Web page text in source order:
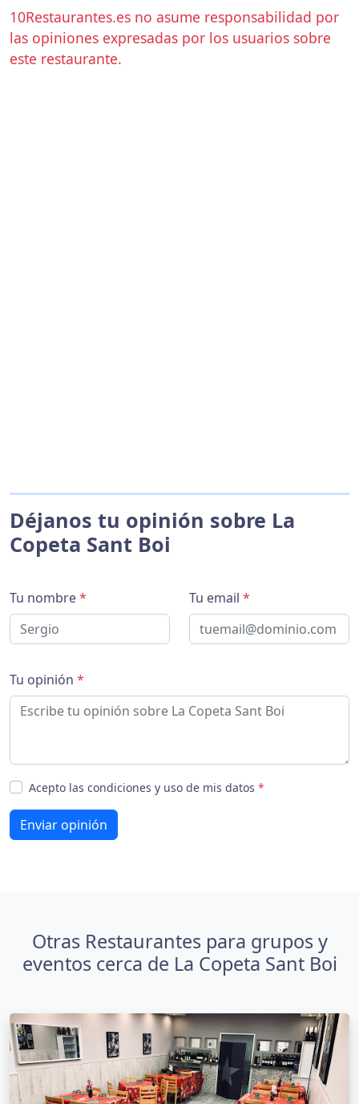
10Restaurantes.es no asume responsabilidad por
las opiniones expresadas por los usuarios sobre
este restaurante.
Déjanos tu opinión sobre La
Copeta Sant Boi
Tu nombre* Tu email *
Tu opinión *
Acepto las condiciones y uso de mis datos *
Enviar opinión
Otras Restaurantes para grupos y
eventos cerca de La Copeta Sant Boi